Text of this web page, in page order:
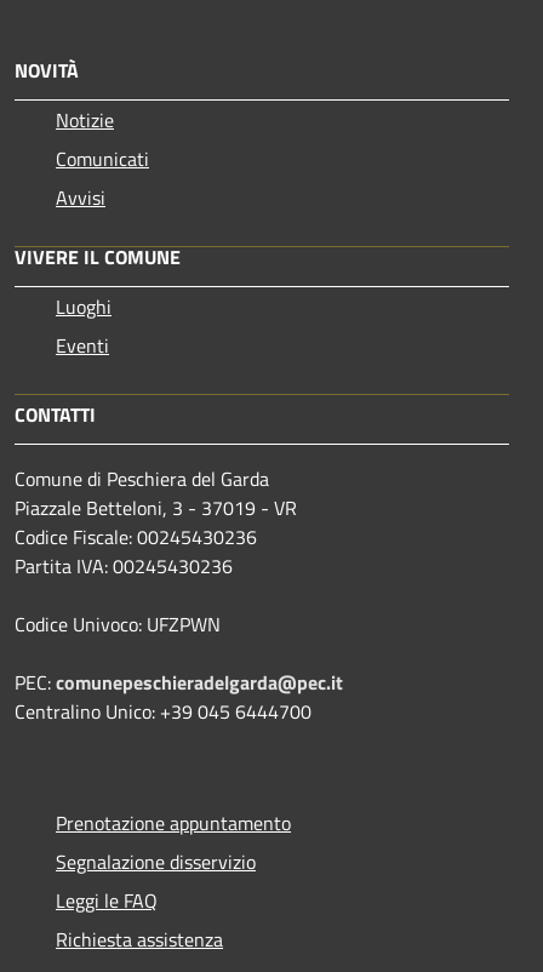
NOVITÀ
Notizie
Comunicati
Avvisi
VIVERE IL COMUNE
Luoghi
Eventi
CONTATTI
Comune di Peschiera del Garda
Piazzale Betteloni, 3 - 37019 - VR
Codice Fiscale: 00245430236
Partita IVA: 00245430236
Codice Univoco: UFZPWN
PEC:comunepeschieradelgarda@pec.it
Centralino Unico: +39 045 6444700
Prenotazione appuntamento
Segnalazione disservizio
Leggi le FAQ
Richiesta assistenza